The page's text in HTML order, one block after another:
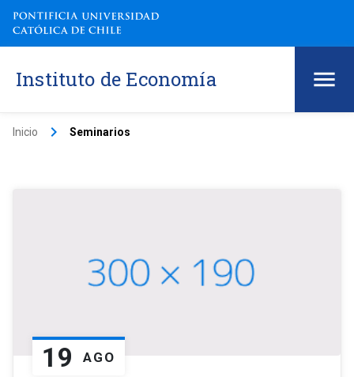
Instituto de Economía
Inicio keyboard_arrow_right Seminarios
19 AGO